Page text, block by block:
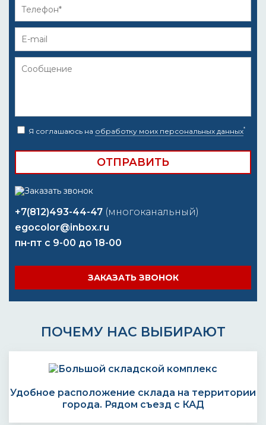
Я соглашаюсь на обработку моих персональных данных*
+7(812)493-44-47 (многоканальный)
egocolor@inbox.ru
пн-пт с 9-00 до 18-00
ЗАКАЗАТЬ ЗВОНОК
ПОЧЕМУ НАС ВЫБИРАЮТ
Удобное расположение склада на территории
города. Рядом съезд с КАД